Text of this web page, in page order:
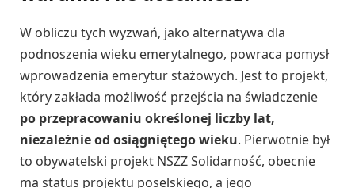
W obliczu tych wyzwań, jako alternatywa dla
podnoszenia wieku emerytalnego, powraca pomysł
wprowadzenia emerytur stażowych. Jest to projekt,
który zakłada możliwość przejścia na świadczenie
po przepracowaniu określonej liczby lat,
niezależnie od osiągniętego wieku. Pierwotnie był
to obywatelski projekt NSZZ Solidarność, obecnie
ma status projektu poselskiego, a jego